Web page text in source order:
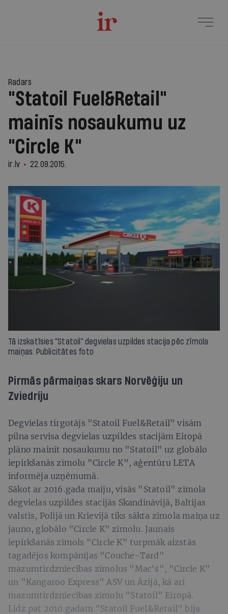
Radars
"Statoil Fuel&Retail"
mainīs nosaukumu uz
"Circle K"
ir.lv 22.09.2015.
Tā izskatīsies "Statoil" degvielas uzpildes stacija pēc zīmola
maiņas. Publicitātes foto
Pirmās pārmaiņas skars Norvēģiju un
Zviedriju
Degvielas tirgotājs "Statoil Fuel&Retail" visām
pilna servisa degvielas uzpildes stacijām Eiropā
plāno mainīt nosaukumu no "Statoil" uz globālo
iepirkšanās zīmolu "Circle K", aģentūru LETA
informēja uzņēmumā.
Sākot ar 2016.gada maiju, visās "Statoil" zīmola
degvielas uzpildes stacijās Skandināvijā, Baltijas
valstīs, Polijā un Krievijā tiks sākta zīmola maiņa uz
jauno, globālo "Circle K" zīmolu. Jaunais
iepirkšanās zīmols "Circle K" turpmāk aizstās
tagadējos kompānijas "Couche-Tard"
mazumtirdzniecības zīmolus "Mac's", "Circle K"
un "Kangaroo Express" ASV un Āzijā, kā arī
mazumtirdzniecības zīmolu "Statoil" Eiropā.
Līdz pat 2010.gadam "Statoil Fuel&Retail" bija